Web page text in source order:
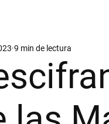
9 min de lectura